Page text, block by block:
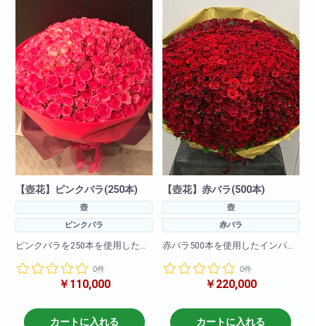
【壺花】ピンクバラ(250本)
壺
ピンクバラ
ピンクバラを250本を使用したイ
お誕生日祝いに周年祝に特別な
御祝に最適です!
※仕入れには2.3日かかる場合もご
ざいますので
0件
￥110,000
カートに入れる
【壺花】赤バラ(500本)
壺
赤バラ
赤バラ500本を使用したインパク
お誕生日祝いに周年祝に特別な
御祝に最適です!
※仕入れには2.3日かかる場合もご
ざいますので
0件
￥220,000
カートに入れる